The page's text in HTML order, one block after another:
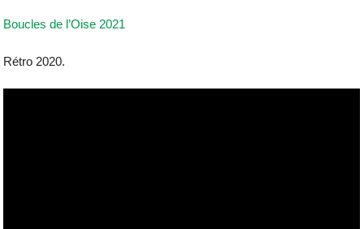
Boucles de l’Oise 2021
Rétro 2020.